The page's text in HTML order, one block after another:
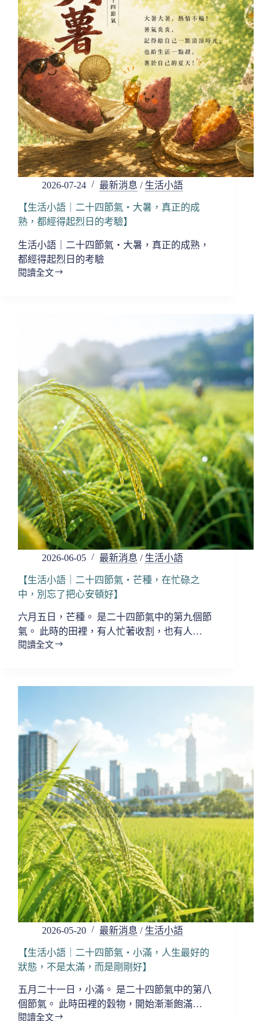
節
氣・
立
秋，
真
正
的
成
熟，
是
懂
得
在
繁
後
慢
收
斂】
2026-07-24 最新消息 / 生活小語
【生活小語｜二十四節氣・大暑，真正的成
熟，都經得起烈日的考驗】
生活小語｜二十四節氣・大暑，真正的成熟，
都經得起烈日的考驗
閱讀全文
【生
氣・
大
暑，
真
正
的
成
熟，
都
經
得
起
考
驗】
2026-06-05 最新消息 / 生活小語
【生活小語｜二十四節氣・芒種，在忙碌之
中，別忘了把心安頓好】
六月五日，芒種。 是二十四節氣中的第九個節
氣。 此時的田裡，有人忙著收割，也有人…
閱讀全文
【生
語
十
四
節
氣・
芒
種，
在
忙
碌
之
中，
別
忘
了
把
心
好】
2026-05-20 最新消息 / 生活小語
【生活小語｜二十四節氣・小滿，人生最好的
狀態，不是太滿，而是剛剛好】
五月二十一日，小滿。 是二十四節氣中的第八
個節氣。 此時田裡的穀物，開始漸漸飽滿…
閱讀全文